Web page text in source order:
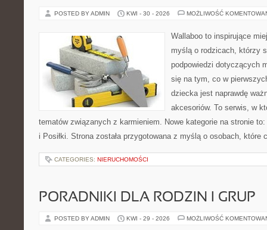
POSTED BY ADMIN KWI - 30 - 2026 MOŻLIWOŚĆ
Wallaboo to inspirujące
myślą o rodzicach, którzy
podpowiedzi dotyczących
się na tym, co w
dziecka jest naprawdę
akcesoriów. To serwis, w
tematów związanych z karmieniem. Nowe kategorie na stronie
i Posiłki. Strona została przygotowana z myślą o osobach,
CATEGORIES: NIERUCHOMOŚCI
PORADNIKI DLA RODZIN I GRUP
POSTED BY ADMIN KWI - 29 - 2026 MOŻLIWOŚĆ